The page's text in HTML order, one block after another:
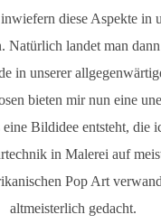
diese Aspekte in
Natürlich landet man
in unserer
bieten mir nun eine
Bildidee entsteht, die
in Malerei auf
Pop Art
altmeisterlich gedacht.